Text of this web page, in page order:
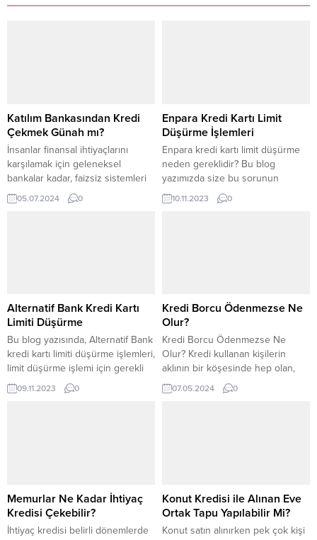
Katılım Bankasından Kredi
Çekmek Günah mı?
İnsanlar finansal ihtiyaçlarını
karşılamak için geleneksel
bankalar kadar, faizsiz sistemleri
tercih eden katılım bankalarını da
giderek daha fazla araştırıyorlar.
Katılım Bankacılığının Temelleri
İslami...
05.07.2024 0
Enpara Kredi Kartı Limit
Düşürme İşlemleri
Enpara kredi kartı limit düşürme
neden gereklidir? Bu blog
yazımızda size bu sorunun
cevabını sunacağız. Ayrıca, limit
düşürme işleminin nasıl
kredi kartı kullanıyorsanız ve
limit...
10.11.2023 0
Alternatif Bank Kredi Kartı
Limiti Düşürme
Bu blog yazısında, Alternatif Bank
kredi kartı limiti düşürme işlemleri,
limit düşürme işlemi için gerekli
belgeler, limit düşürme
işleminden sonra hangi
kredi kartı hizmetiyle onların
finansal ihtiyaçlarını
karşılamaktadır....
09.11.2023 0
Kredi Borcu Ödenmezse Ne
Olur?
Kredi Borcu Ödenmezse Ne
Olur? Kredi kullanan kişilerin
aklının bir köşesinde hep olan,
ama hayat şartlarının sıkıştırdığı
anlarda hafızalardan silinen bir
şekillerine göre bir kredi miktarı
seçmek yapılacak...
07.05.2024 0
Memurlar Ne Kadar İhtiyaç
Kredisi Çekebilir?
İhtiyaç kredisi belirli dönemlerde
Konut Kredisi ile Alınan Eve
Ortak Tapu Yapılabilir Mi?
Konut satın alınırken pek çok kişi